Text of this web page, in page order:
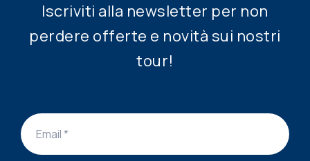
Iscriviti alla newsletter per non
perdere offerte e novità sui nostri
tour!